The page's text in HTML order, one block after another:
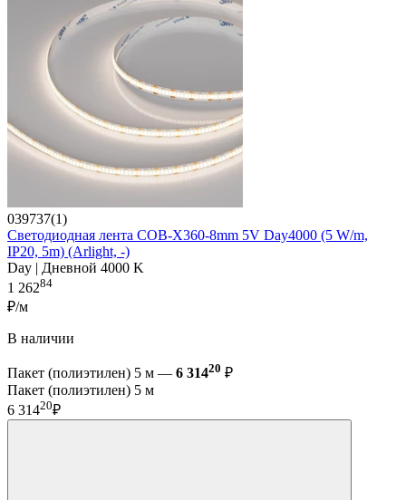
039737(1)
Светодиодная лента COB-X360-8mm 5V Day4000 (5 W/m,
IP20, 5m) (Arlight, -)
Day | Дневной 4000 K
1 26284
₽/м
В наличии
Пакет (полиэтилен) 5 м — 6 31420 ₽
Пакет (полиэтилен) 5 м
6 31420₽